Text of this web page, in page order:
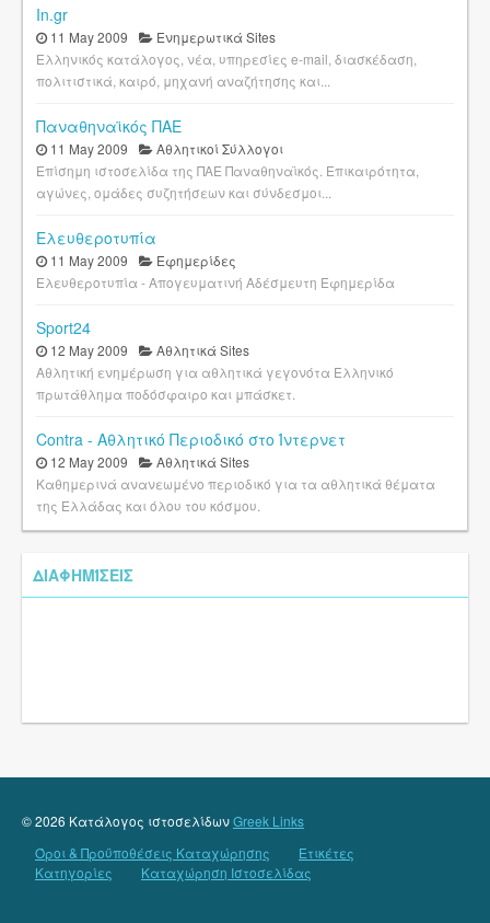
In.gr
11 May 2009
Ενημερωτικά Sites
Ελληνικός κατάλογος, νέα, υπηρεσίες e-mail, διασκέδαση,
πολιτιστικά, καιρό, μηχανή αναζήτησης και...
Παναθηναϊκός ΠΑΕ
11 May 2009
Αθλητικοί Σύλλογοι
Επίσημη ιστοσελίδα της ΠΑΕ Παναθηναϊκός. Επικαιρότητα,
αγώνες, ομάδες συζητήσεων και σύνδεσμοι...
Ελευθεροτυπία
11 May 2009
Εφημερίδες
Ελευθεροτυπία - Απογευματινή Αδέσμευτη Εφημερίδα
Sport24
12 May 2009
Αθλητικά Sites
Αθλητική ενημέρωση για αθλητικά γεγονότα Ελληνικό
πρωτάθλημα ποδόσφαιρο και μπάσκετ.
Contra - Αθλητικό Περιοδικό στο Ίντερνετ
12 May 2009
Αθλητικά Sites
Καθημερινά ανανεωμένο περιοδικό για τα αθλητικά θέματα
της Ελλάδας και όλου του κόσμου.
ΔΙΑΦΗΜΊΣΕΙΣ
© 2026 Κατάλογος ιστοσελίδωνGreek Links
Όροι & Προϋποθέσεις Καταχώρησης
Ετικέτες
Κατηγορίες
Καταχώρηση Ιστοσελίδας